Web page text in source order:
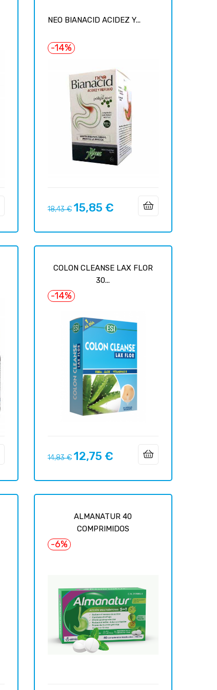
NEO BIANACID ACIDEZ Y...
-14%
Prix
18,43 € Prix
15,85 €
COLON CLEANSE LAX FLOR
30...
-14%
Prix
14,83 € Prix
12,75 €
ALMANATUR 40
COMPRIMIDOS
-6%